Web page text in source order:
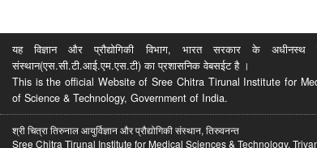
यह विज्ञान और प्रौद्योगिकी विभाग, भारत सरकार के अधीनस्थ
संस्थान(एस.सी.टी.आई.एम.एस.टी) का प्रशासनिक वेबसईट है ।
This is the official Website of Sree Chitra Tirunal Institute for
of Science & Technology, Government of India.
श्री चित्रा तिरुनाल आयुर्विज्ञान और प्रौद्योगिकी संस्थान, तिरुवनन्त
Sree Chitra Tirunal Institute for Medical Sciences & Technology,